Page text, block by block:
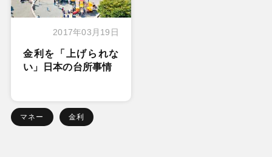
2017年03月19日
金利を「上げられな
い」日本の台所事情
マネー 金利